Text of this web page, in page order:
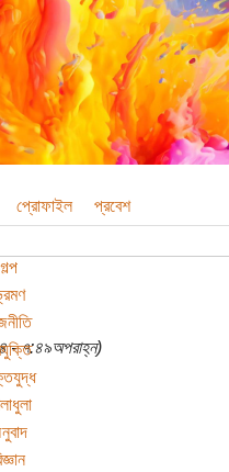
প্রোফাইল প্রবেশ
গল্প
- ৭:৪৯অপরাহ্ন)